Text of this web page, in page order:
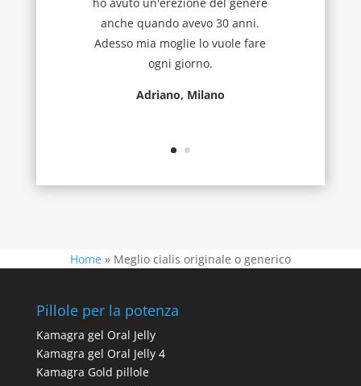
anche quando avevo 30 anni.
Adesso mia moglie lo vuole fare
ogni giorno.
Adriano, Milano
Home » Meglio cialis originale o generico
Pillole per la potenza
Kamagra gel Oral Jelly
Kamagra gel Oral Jelly 4
Kamagra Gold pillole